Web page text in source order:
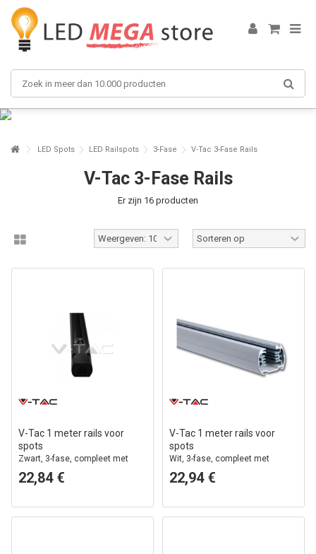
LED Spots LED Railspots 3-Fase V-Tac 3-Fase Rails
V-Tac 3-Fase Rails
Er zijn 16 producten
V-Tac 1 meter rails voor
spots
Zwart, 3-fase, compleet met
aansluiting en eindkap
22,84 €
V-Tac 1 meter rails voor
spots
Wit, 3-fase, compleet met
aansluiting en eindkap
22,94 €